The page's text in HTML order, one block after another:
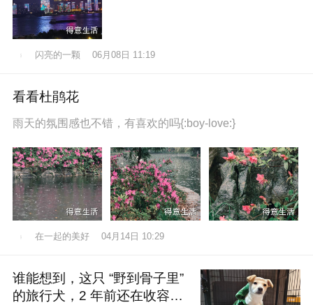
闪亮的一颗 06月08日 11:19
看看杜鹃花
雨天的氛围感也不错，有喜欢的吗{:boy-love:}
在一起的美好 04月14日 10:29
谁能想到，这只 “野到骨子里”
的旅行犬，2 年前还在收容所